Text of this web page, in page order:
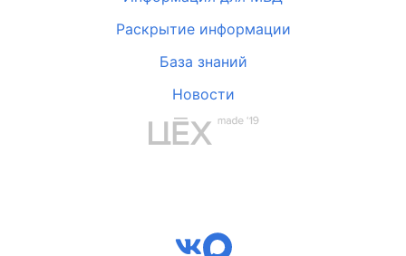
Раскрытие информации
База знаний
Новости